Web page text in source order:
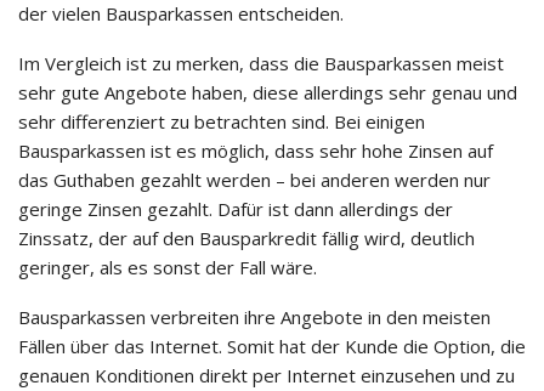
der vielen Bausparkassen entscheiden.
Im Vergleich ist zu merken, dass die Bausparkassen meist
sehr gute Angebote haben, diese allerdings sehr genau und
sehr differenziert zu betrachten sind. Bei einigen
Bausparkassen ist es möglich, dass sehr hohe Zinsen auf
das Guthaben gezahlt werden – bei anderen werden nur
geringe Zinsen gezahlt. Dafür ist dann allerdings der
Zinssatz, der auf den Bausparkredit fällig wird, deutlich
geringer, als es sonst der Fall wäre.
Bausparkassen verbreiten ihre Angebote in den meisten
Fällen über das Internet. Somit hat der Kunde die Option, die
genauen Konditionen direkt per Internet einzusehen und zu